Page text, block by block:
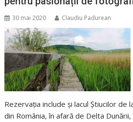
30 mai 2020 Claudiu Padurean
Rezervația include și lacul Știucilor de
din România, în afară de Delta